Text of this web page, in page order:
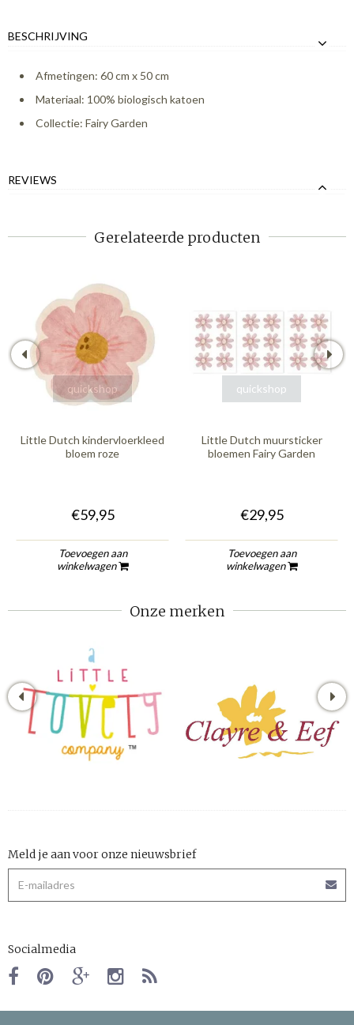
BESCHRIJVING
Afmetingen: 60 cm x 50 cm
Materiaal: 100% biologisch katoen
Collectie: Fairy Garden
REVIEWS
Gerelateerde producten
quickshop
Little Dutch kindervloerkleed
bloem roze
€59,95
Toevoegen aan
winkelwagen
quickshop
Little Dutch muursticker
bloemen Fairy Garden
€29,95
Toevoegen aan
winkelwagen
Onze merken
Meld je aan voor onze nieuwsbrief
Socialmedia